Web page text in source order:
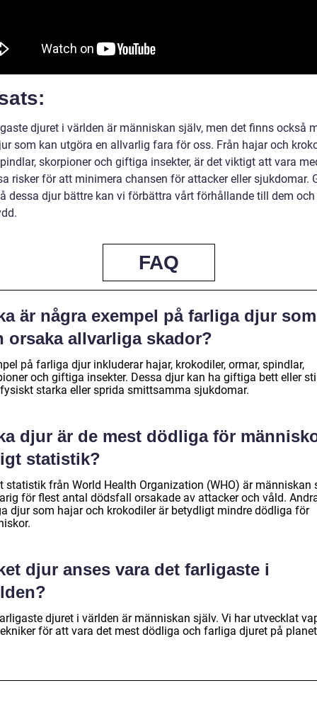
djuret i världen är människan själv, men det finns också
som kan utgöra en allvarlig fara för oss. Från hajar och
skorpioner och giftiga insekter, är det viktigt att vara
risker för att minimera chansen för attacker eller sjukdomar.
dessa djur bättre kan vi förbättra vårt förhållande till dem
FAQ
är några exempel på farliga djur som
orsaka allvarliga skador?
på farliga djur inkluderar hajar, krokodiler, ormar, spindlar,
och giftiga insekter. Dessa djur kan ha giftiga bett eller
starka eller sprida smittsamma sjukdomar.
djur är de mest dödliga för
statistik?
statistik från World Health Organization (WHO) är människan
för flest antal dödsfall orsakade av attacker och våld.
djur som hajar och krokodiler är betydligt mindre dödliga för
djur anses vara det farligaste i
djuret i världen är människan själv. Vi har utvecklat
för att vara det mest dödliga och farliga djuret på